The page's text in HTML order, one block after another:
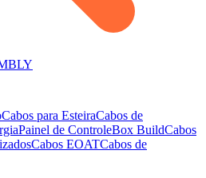
Cabos para EsteiraCabos de
Painel de ControleBox BuildCabos
Cabos EOATCabos de